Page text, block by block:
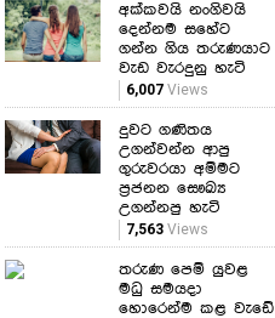
අක්කවයි නංගිවයි
දෙන්නම සහේට
ගන්න ගිය තරුණයාට
වැඩ වැරදුනු හැටි
6,007Views
දුවට ගණිතය
උගන්වන්න ආපු
ගුරුවරයා අම්මට
ප්‍රජනන සෞඛ්‍ය
උගන්නපු හැටි
7,563Views
තරුණ පෙම් යුවළ
මධු සමයදා
හොරෙන්ම කළ වැඩේ